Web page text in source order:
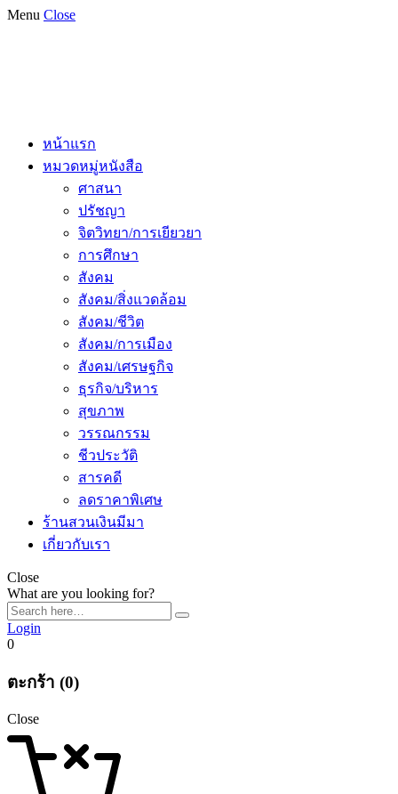
Menu Close
หน้าแรก
หมวดหมู่หนังสือ
ศาสนา
ปรัชญา
จิตวิทยา/การเยียวยา
การศึกษา
สังคม
สังคม/สิ่งแวดล้อม
สังคม/ชีวิต
สังคม/การเมือง
สังคม/เศรษฐกิจ
ธุรกิจ/บริหาร
สุขภาพ
วรรณกรรม
ชีวประวัติ
สารคดี
ลดราคาพิเศษ
ร้านสวนเงินมีมา
เกี่ยวกับเรา
Close
What are you looking for?
Login
0
ตะกร้า (0)
Close